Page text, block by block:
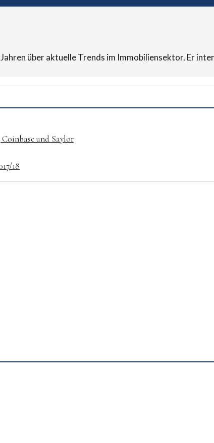
über aktuelle Trends im Immobiliensektor. Er
und Saylor
18